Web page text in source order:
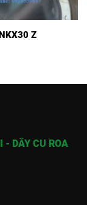
Z
- DÂY CU ROA